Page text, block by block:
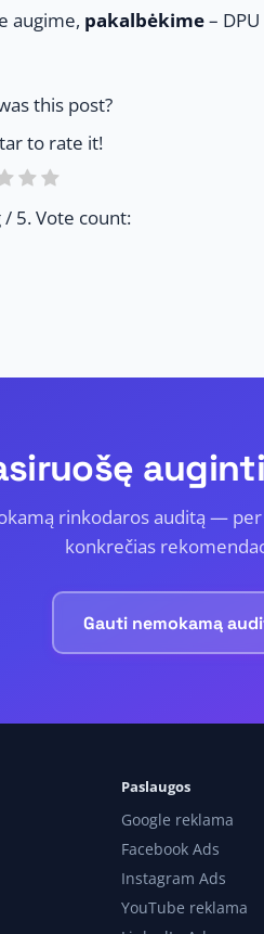
augime, pakalbėkime–
this post?
to rate it!
/ 5. Vote count:
rinkodaros auditą —
konkrečias
Gauti nemokamą
Paslaugos
Google reklama
Facebook Ads
Instagram Ads
YouTube reklama